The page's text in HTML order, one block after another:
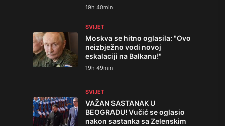
19h 40min
SVIJET
Moskva se hitno oglasila: "Ovo
neizbježno vodi novoj
eskalaciji na Balkanu!"
19h 49min
SVIJET
VAŽAN SASTANAK U
BEOGRADU! Vučić se oglasio
nakon sastanka sa Zelenskim